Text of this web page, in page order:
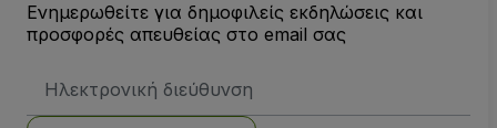
Ενημερωθείτε για δημοφιλείς εκδηλώσεις και
προσφορές απευθείας στο email σας
Email